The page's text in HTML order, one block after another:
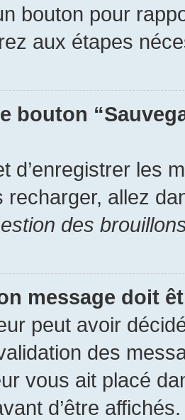
bouton pour
aux étapes
bouton
d’enregistrer les
recharger, allez
des
message doit
peut avoir
des
vous ait placé
d’être